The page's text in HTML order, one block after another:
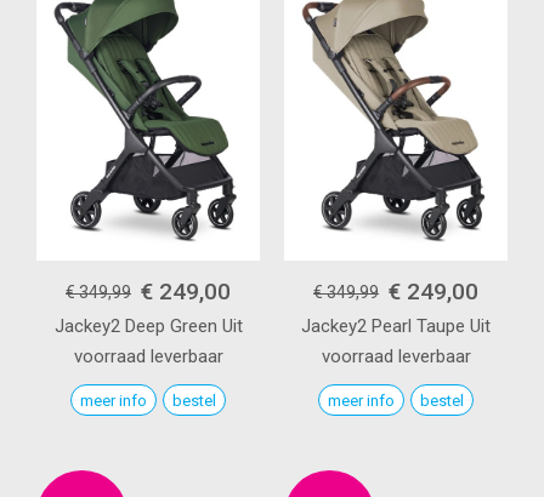
€ 349,99 € 249,00
Jackey2 Deep Green Uit
voorraad leverbaar
meer info bestel
€ 349,99 € 249,00
Jackey2 Pearl Taupe Uit
voorraad leverbaar
meer info bestel